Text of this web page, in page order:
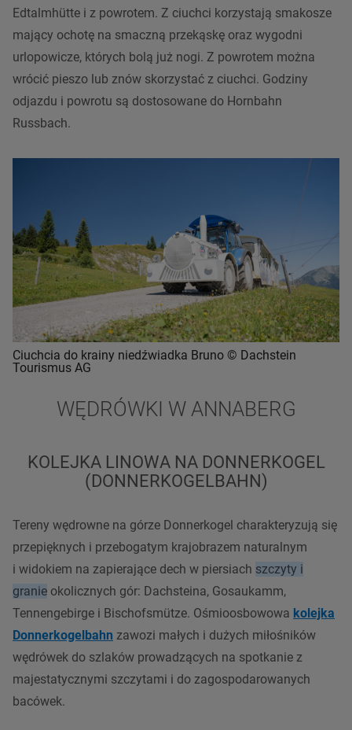
Edtalmhütte i z powrotem. Z ciuchci korzystają smakosze
mający ochotę na smaczną przekąskę oraz wygodni
urlopowicze, których bolą już nogi. Z powrotem można
wrócić pieszo lub znów skorzystać z ciuchci. Godziny
odjazdu i powrotu są dostosowane do Hornbahn
Russbach.
Ciuchcia do krainy niedźwiadka Bruno © Dachstein
Tourismus AG
WĘDRÓWKI W ANNABERG
KOLEJKA LINOWA NA DONNERKOGEL
(DONNERKOGELBAHN)
Tereny wędrowne na górze Donnerkogel charakteryzują się
przepięknych i przebogatym krajobrazem naturalnym
i widokiem na zapierające dech w piersiach szczyty i
granie okolicznych gór: Dachsteina, Gosaukamm,
Tennengebirge i Bischofsmütze. Ośmioosbowowa kolejka
Donnerkogelbahn zawozi małych i dużych miłośników
wędrówek do szlaków prowadzących na spotkanie z
majestatycznymi szczytami i do zagospodarowanych
bacówek.